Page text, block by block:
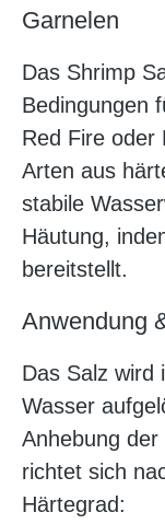
Garnelen
Das Shrimp
Bedingungen
Red Fire oder
Arten aus
stabile
Häutung,
bereitstellt.
Anwendung
Das Salz wird
Wasser
Anhebung
richtet sich
Härtegrad: